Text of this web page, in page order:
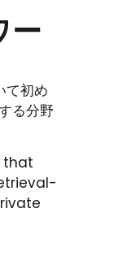
ー
て初め
る分野
that